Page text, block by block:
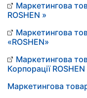
Маркетингова
ROSHEN »
Маркетингова
«ROSHEN»
Маркетингова
Корпорації ROSHEN
Маркетингова